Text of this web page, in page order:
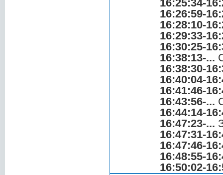
16:25:34-
16:26:59-
16:28:10-
16:29:33-
16:30:25-
16:38:13-...
16:38:30-
16:40:04-
16:41:46-
16:43:56-...
16:44:14-
16:47:23-...
16:47:31-
16:47:46-
16:48:55-
16:50:02-